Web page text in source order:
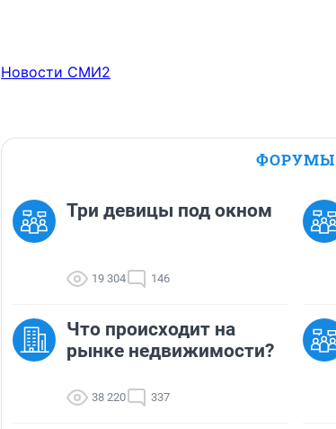
Новости СМИ2
ФОРУМЫ
Три девицы под окном
19 304 146
Что происходит на
рынке недвижимости?
38 220 337